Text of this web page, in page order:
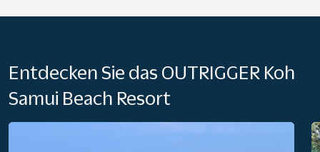
Entdecken Sie das OUTRIGGER Koh
Samui Beach Resort